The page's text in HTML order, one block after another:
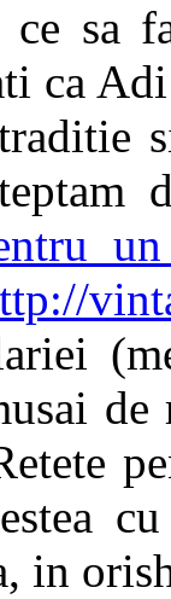
sa
ca Adi
de
in